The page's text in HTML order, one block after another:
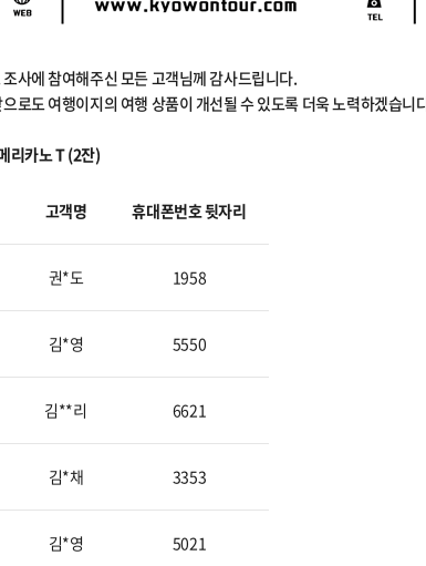
사에 참여해주신 모든 고객님께 감사드립니다.
로도 여행이지의 여행 상품이 개선될 수 있도록 더욱 노력하겠습니
리카노 T (2잔)
고객명 휴대폰번호 뒷자리
권*도 1958
김*영 5550
김**리 6621
김*채 3353
김*영 5021